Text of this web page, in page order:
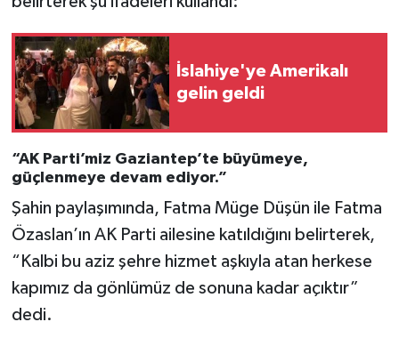
İslahiye'ye Amerikalı
gelin geldi
“AK Parti’miz Gaziantep’te büyümeye,
güçlenmeye devam ediyor.”
Şahin paylaşımında, Fatma Müge Düşün ile Fatma
Özaslan’ın AK Parti ailesine katıldığını belirterek,
“Kalbi bu aziz şehre hizmet aşkıyla atan herkese
kapımız da gönlümüz de sonuna kadar açıktır”
dedi.